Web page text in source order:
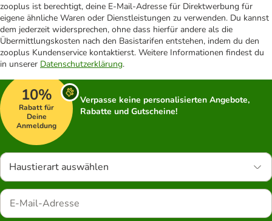
zooplus ist berechtigt, deine E-Mail-Adresse für Direktwerbung für
eigene ähnliche Waren oder Dienstleistungen zu verwenden. Du kannst
dem jederzeit widersprechen, ohne dass hierfür andere als die
Übermittlungskosten nach den Basistarifen entstehen, indem du den
zooplus Kundenservice kontaktierst. Weitere Informationen findest du
in unserer Datenschutzerklärung.
10%
Rabatt für
Deine
Anmeldung
Verpasse keine personalisierten Angebote,
Rabatte und Gutscheine!
Haustierart auswählen